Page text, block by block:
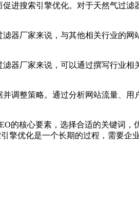
进搜索引擎优化。对于天然气过
器厂家来说，与其他相关行业的
器厂家来说，可以通过撰写行业
调整策略。通过分析网站流量、
的核心要素，选择合适的关键词
擎优化是一个长期的过程，需要企